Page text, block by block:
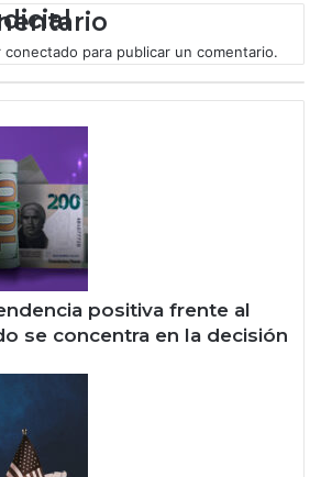
d
l
a
conectado para publicar un comentario.
positiva frente al
se concentra en la decisión